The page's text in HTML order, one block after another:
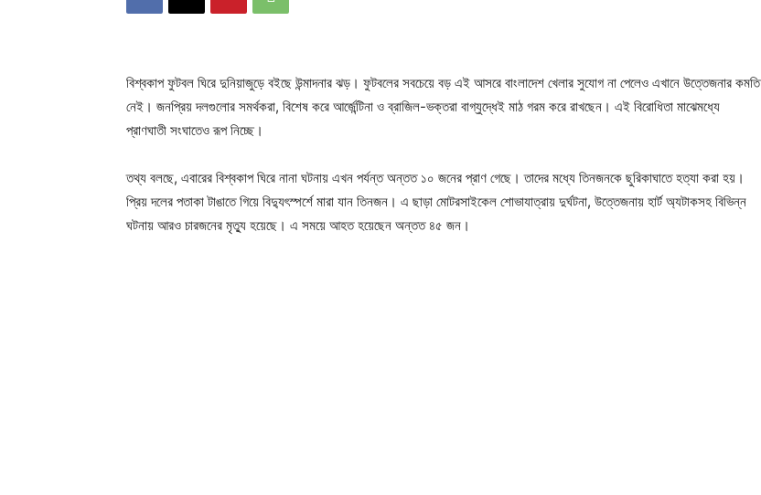
বিশ্বকাপ ফুটবল ঘিরে দুনিয়াজুড়ে বইছে উন্মাদনার ঝড়। ফুটবলের সবচেয়ে বড় এই আসরে বাংলাদেশ খেলার সুযোগ না পেলেও এখানে উত্তেজনার কমতি
নেই। জনপ্রিয় দলগুলোর সমর্থকরা, বিশেষ করে আর্জেন্টিনা ও ব্রাজিল-ভক্তরা বাগ্‌যুদ্ধেই মাঠ গরম করে রাখছেন। এই বিরোধিতা মাঝেমধ্যে
প্রাণঘাতী সংঘাতেও রূপ নিচ্ছে।
তথ্য বলছে, এবারের বিশ্বকাপ ঘিরে নানা ঘটনায় এখন পর্যন্ত অন্তত ১০ জনের প্রাণ গেছে। তাদের মধ্যে তিনজনকে ছুরিকাঘাতে হত্যা করা হয়।
প্রিয় দলের পতাকা টাঙাতে গিয়ে বিদ্যুৎস্পর্শে মারা যান তিনজন। এ ছাড়া মোটরসাইকেল শোভাযাত্রায় দুর্ঘটনা, উত্তেজনায় হার্ট অ্যটাকসহ বিভিন্ন
ঘটনায় আরও চারজনের মৃত্যু হয়েছে। এ সময়ে আহত হয়েছেন অন্তত ৪৫ জন।